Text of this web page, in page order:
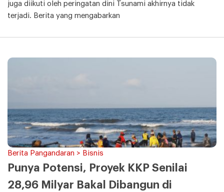
juga diikuti oleh peringatan dini Tsunami akhirnya tidak
terjadi. Berita yang mengabarkan
Berita Pangandaran > Bisnis
Punya Potensi, Proyek KKP Senilai
28,96 Milyar Bakal Dibangun di